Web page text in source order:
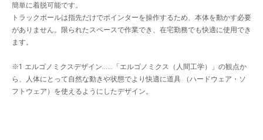
簡単に着脱可能です。
トラックボールは指先だけでポインターを操作するため、本体を動かす必要
がありません。限られたスペースで作業でき、在宅勤務でも快適に使用でき
ます。
※1 エルゴノミクスデザイン……「エルゴノミクス（人間工学）」の観点か
ら、人体にとって自然な動きや状態でより快適に道具 （ハードウェア・ソ
フトウェア）を使えるようにしたデザイン。